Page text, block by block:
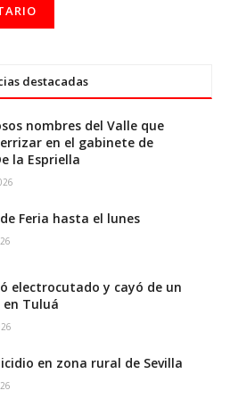
destacadas
nombres del Valle que
en el gabinete de
la Espriella
Feria hasta el lunes
electrocutado y cayó de un
Tuluá
en zona rural de Sevilla